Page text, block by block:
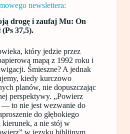
newslettera:
drogę i zaufaj Mu: On
(Ps 37,5).
który jedzie przez
mapą z 1992 roku i
Śmieszne? A jednak
kiedy kurczowo
planów, nie dopuszczając
perspektywy. „Powierz
— to nie jest wezwanie do
do głębokiego
a nie stój w